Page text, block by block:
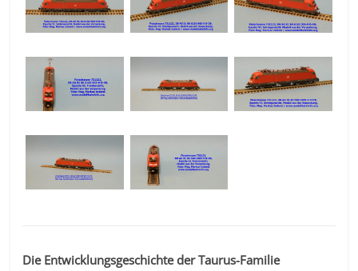
Die Entwicklungsgeschichte der Taurus-Familie